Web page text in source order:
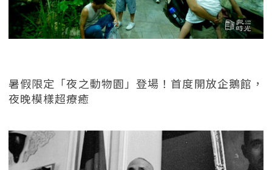
暑假限定「夜之動物園」登場！首度開放企鵝館，
夜晚模樣超療癒